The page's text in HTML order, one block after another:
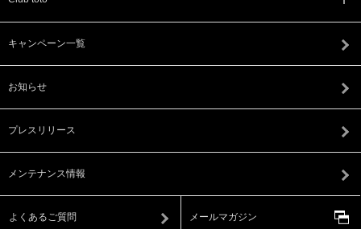
キャンペーン一覧
お知らせ
プレスリリース
メンテナンス情報
よくあるご質問 メールマガジン